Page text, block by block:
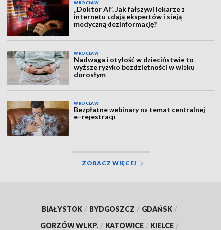
WROCŁAW
„Doktor AI”. Jak fałszywi lekarze z
internetu udają ekspertów i sieją
medyczną dezinformację?
WROCŁAW
Nadwaga i otyłość w dzieciństwie to
wyższe ryzyko bezdzietności w wieku
dorosłym
WROCŁAW
Bezpłatne webinary na temat centralnej
e–rejestracji
ZOBACZ WIĘCEJ
BIAŁYSTOK / BYDGOSZCZ / GDAŃSK /
GORZÓW WLKP. / KATOWICE / KIELCE /